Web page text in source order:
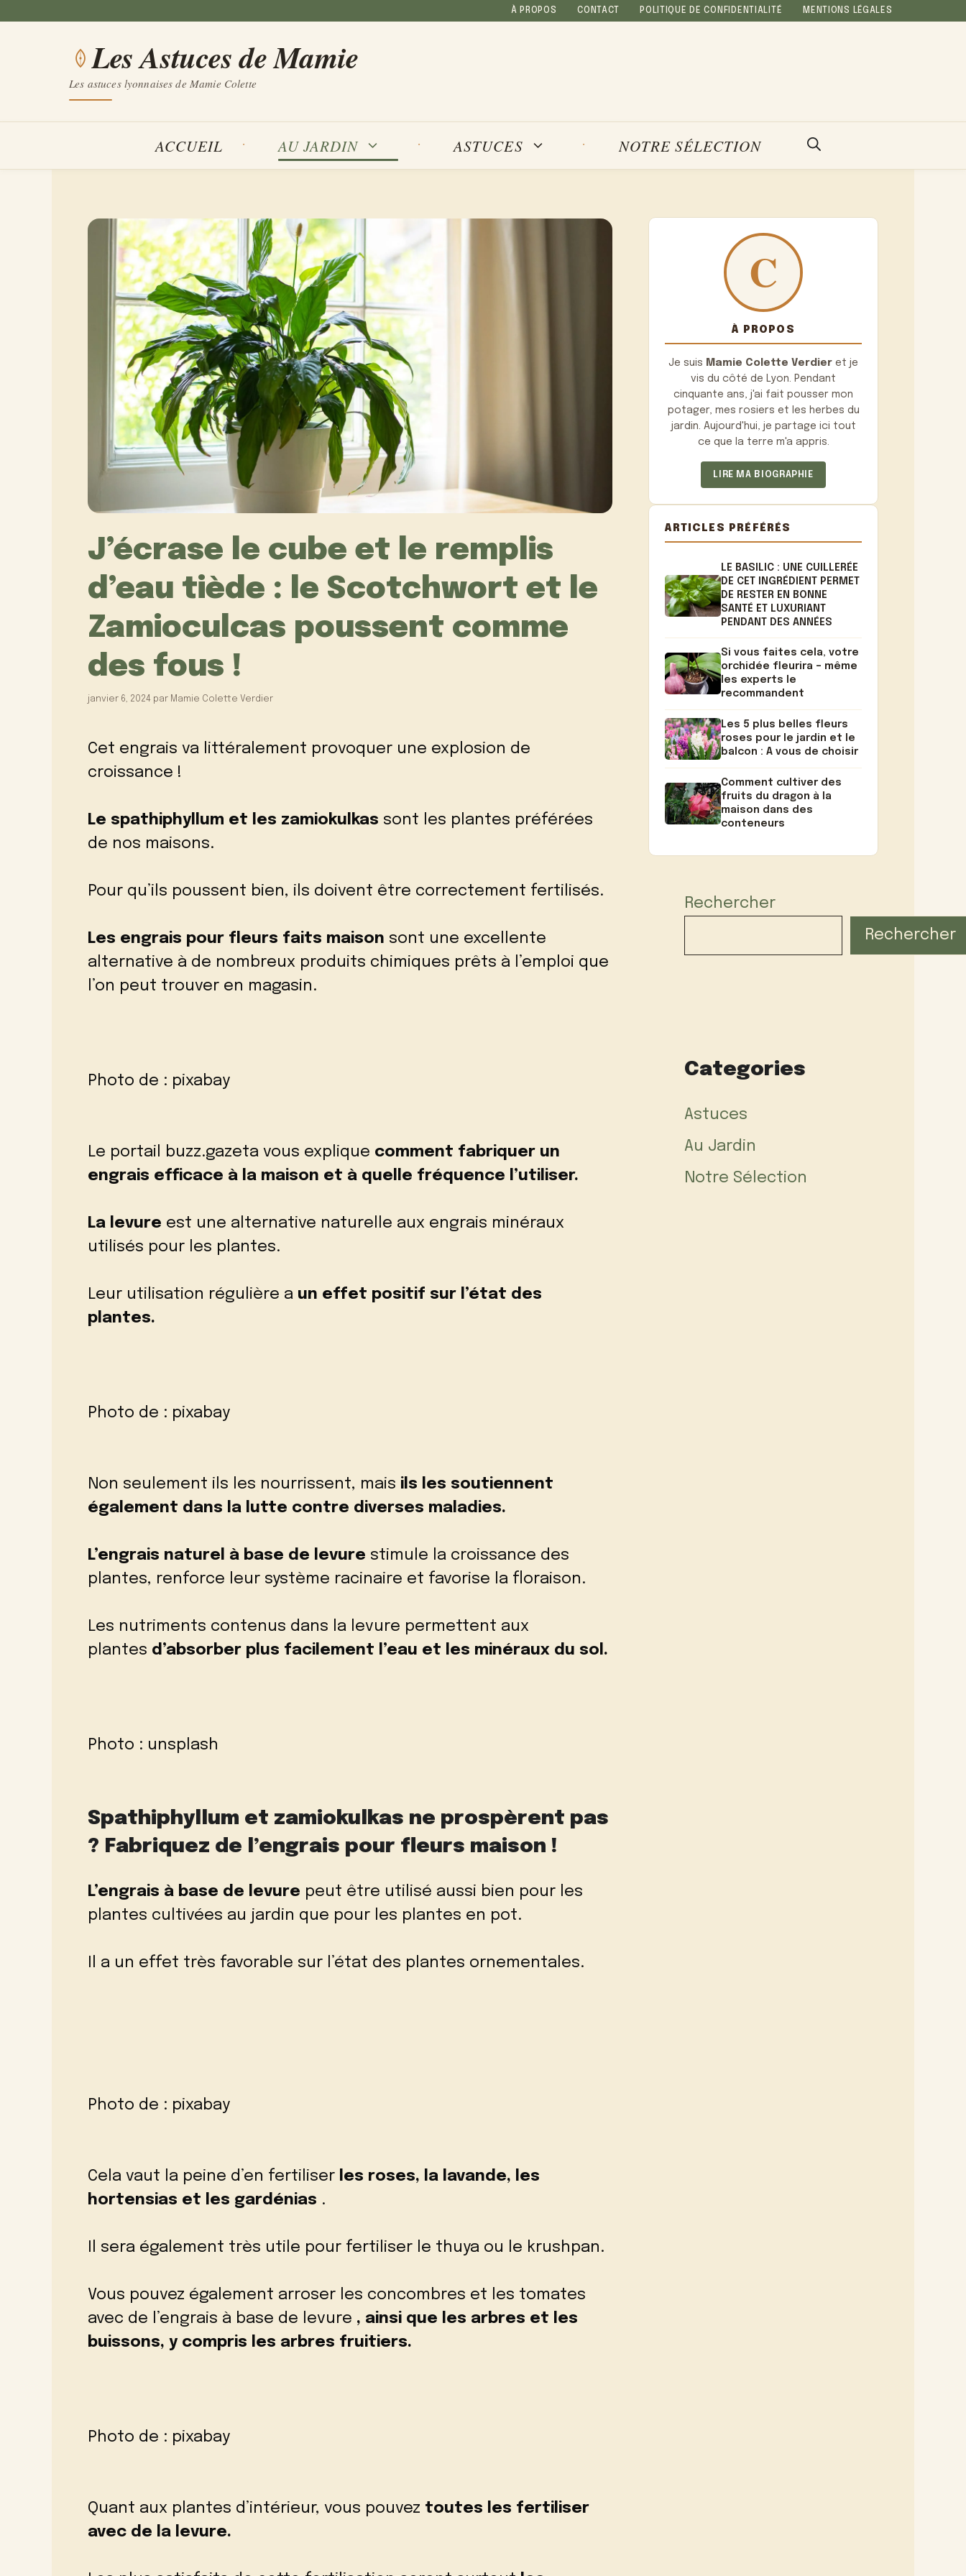
À PROPOS CONTACT POLITIQUE DE CONFIDENTIALITÉ MENTIONS LÉGALES
Les Astuces de Mamie
Les astuces lyonnaises de Mamie Colette
ACCUEIL AU JARDIN ASTUCES NOTRE SÉLECTION
J’écrase le cube et le remplis
d’eau tiède : le Scotchwort et le
Zamioculcas poussent comme
des fous !
janvier 6, 2024 par Mamie Colette Verdier
Cet engrais va littéralement provoquer une explosion de
croissance !
Le spathiphyllum et les zamiokulkas sont les plantes préférées
de nos maisons.
Pour qu’ils poussent bien, ils doivent être correctement fertilisés.
Les engrais pour fleurs faits maison sont une excellente
alternative à de nombreux produits chimiques prêts à l’emploi que
l’on peut trouver en magasin.
Photo de : pixabay
Le portail buzz.gazeta vous explique comment fabriquer un
engrais efficace à la maison et à quelle fréquence l’utiliser.
La levure est une alternative naturelle aux engrais minéraux
utilisés pour les plantes.
Leur utilisation régulière a un effet positif sur l’état des
plantes.
Photo de : pixabay
Non seulement ils les nourrissent, mais ils les soutiennent
également dans la lutte contre diverses maladies.
L’engrais naturel à base de levure stimule la croissance des
plantes, renforce leur système racinaire et favorise la floraison.
Les nutriments contenus dans la levure permettent aux
plantes d’absorber plus facilement l’eau et les minéraux du sol.
Photo : unsplash
Spathiphyllum et zamiokulkas ne prospèrent pas
? Fabriquez de l’engrais pour fleurs maison !
L’engrais à base de levure peut être utilisé aussi bien pour les
plantes cultivées au jardin que pour les plantes en pot.
Il a un effet très favorable sur l’état des plantes ornementales.
Photo de : pixabay
Cela vaut la peine d’en fertiliser les roses, la lavande, les
hortensias et les gardénias .
Il sera également très utile pour fertiliser le thuya ou le krushpan.
Vous pouvez également arroser les concombres et les tomates
avec de l’engrais à base de levure , ainsi que les arbres et les
buissons, y compris les arbres fruitiers.
Photo de : pixabay
Quant aux plantes d’intérieur, vous pouvez toutes les fertiliser
avec de la levure.
À PROPOS
Je suis Mamie Colette Verdier et je
vis du côté de Lyon. Pendant
cinquante ans, j'ai fait pousser mon
potager, mes rosiers et les herbes du
jardin. Aujourd'hui, je partage ici tout
ce que la terre m'a appris.
LIRE MA BIOGRAPHIE
ARTICLES PRÉFÉRÉS
LE BASILIC : UNE CUILLERÉE
DE CET INGRÉDIENT PERMET
DE RESTER EN BONNE
SANTÉ ET LUXURIANT
PENDANT DES ANNÉES
Si vous faites cela, votre
orchidée fleurira – même
les experts le
recommandent
Les 5 plus belles fleurs
roses pour le jardin et le
balcon : A vous de choisir
Comment cultiver des
fruits du dragon à la
maison dans des
conteneurs
Rechercher
Rechercher
Categories
Astuces
Au Jardin
Notre Sélection